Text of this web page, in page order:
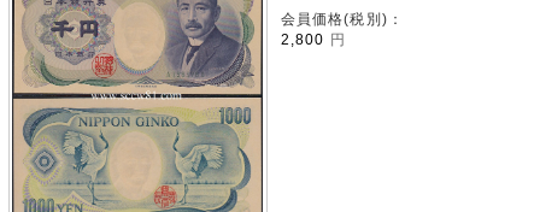
会員価格(税別)：
2,800 円